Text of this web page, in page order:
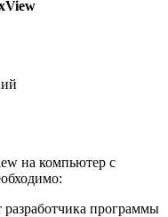
на компьютер с
программы